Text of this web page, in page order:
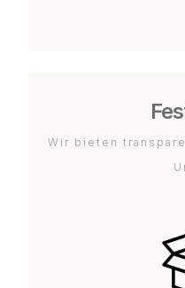
Wir bieten